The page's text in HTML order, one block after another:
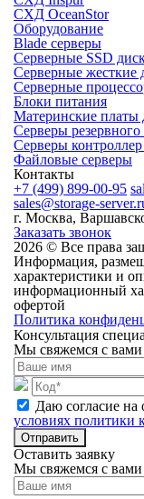
СХД OceanStor
Оборудование
Blade серверы
Серверные SSD
Cерверные жесткие
Серверные
Блоки питания
Материнские платы
Серверы
Серверы
Файловые серверы
Контакты
+7 (499) 899-00-95
sales@storage-
г. Москва,
Заказать звонок
2026 © Все права
Информация,
характеристики и
информационный
офертой
Политика
Консультация
Мы свяжемся с вами
Даю согласие на
условиях политики
Отправить
Оставить заявку
Мы свяжемся с вами